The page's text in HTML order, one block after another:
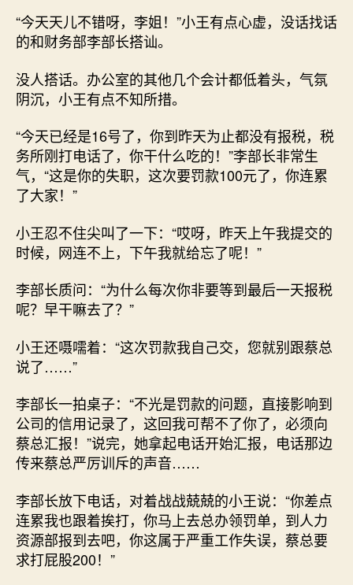
“今天天儿不错呀，李姐！”小王有点心虚，没话找话
的和财务部李部长搭讪。
没人搭话。办公室的其他几个会计都低着头，气氛
阴沉，小王有点不知所措。
“今天已经是16号了，你到昨天为止都没有报税，税
务所刚打电话了，你干什么吃的！”李部长非常生
气，“这是你的失职，这次要罚款100元了，你连累
了大家！”
小王忍不住尖叫了一下：“哎呀，昨天上午我提交的
时候，网连不上，下午我就给忘了呢！”
李部长质问：“为什么每次你非要等到最后一天报税
呢？早干嘛去了？”
小王还嗫嚅着：“这次罚款我自己交，您就别跟蔡总
说了……”
李部长一拍桌子：“不光是罚款的问题，直接影响到
公司的信用记录了，这回我可帮不了你了，必须向
蔡总汇报！”说完，她拿起电话开始汇报，电话那边
传来蔡总严厉训斥的声音……
李部长放下电话，对着战战兢兢的小王说：“你差点
连累我也跟着挨打，你马上去总办领罚单，到人力
资源部报到去吧，你这属于严重工作失误，蔡总要
求打屁股200！”